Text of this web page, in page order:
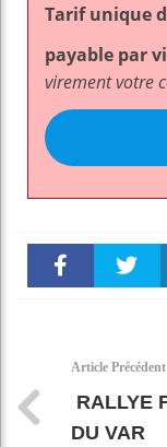
Tarif unique
payable par
virement votre
Article Précédent
RALLYE
DU VAR